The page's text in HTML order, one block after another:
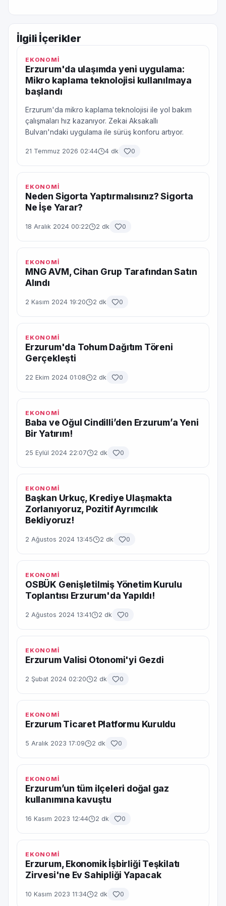
İlgili İçerikler
EKONOMİ
Erzurum'da ulaşımda yeni uygulama:
Mikro kaplama teknolojisi kullanılmaya
başlandı
Erzurum'da mikro kaplama teknolojisi ile yol bakım
çalışmaları hız kazanıyor. Zekai Aksakallı
Bulvarı'ndaki uygulama ile sürüş konforu artıyor.
21 Temmuz 2026 02:44 4 dk 0
EKONOMİ
Neden Sigorta Yaptırmalısınız? Sigorta
Ne İşe Yarar?
18 Aralık 2024 00:22 2 dk 0
EKONOMİ
MNG AVM, Cihan Grup Tarafından Satın
Alındı
2 Kasım 2024 19:20 2 dk 0
EKONOMİ
Erzurum'da Tohum Dağıtım Töreni
Gerçekleşti
22 Ekim 2024 01:08 2 dk 0
EKONOMİ
Baba ve Oğul Cindilli’den Erzurum’a Yeni
Bir Yatırım!
25 Eylül 2024 22:07 2 dk 0
EKONOMİ
Başkan Urkuç, Krediye Ulaşmakta
Zorlanıyoruz, Pozitif Ayrımcılık
Bekliyoruz!
2 Ağustos 2024 13:45 2 dk 0
EKONOMİ
OSBÜK Genişletilmiş Yönetim Kurulu
Toplantısı Erzurum'da Yapıldı!
2 Ağustos 2024 13:41 2 dk 0
EKONOMİ
Erzurum Valisi Otonomi'yi Gezdi
2 Şubat 2024 02:20 2 dk 0
EKONOMİ
Erzurum Ticaret Platformu Kuruldu
5 Aralık 2023 17:09 2 dk 0
EKONOMİ
Erzurum’un tüm ilçeleri doğal gaz
kullanımına kavuştu
16 Kasım 2023 12:44 2 dk 0
EKONOMİ
Erzurum, Ekonomik İşbirliği Teşkilatı
Zirvesi'ne Ev Sahipliği Yapacak
10 Kasım 2023 11:34 2 dk 0